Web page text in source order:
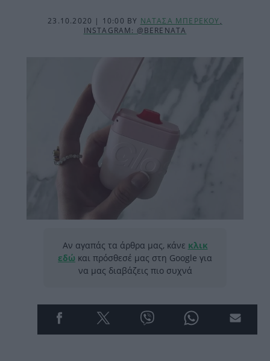
23.10.2020 | 10:00 BY ΝΑΤΑΣΑ ΜΠΕΡΕΚΟΥ,
INSTAGRAM: @BERENATA
Αν αγαπάς τα άρθρα μας, κάνε κλικ
εδώ και πρόσθεσέ μας στη Google για
να μας διαβάζεις πιο συχνά